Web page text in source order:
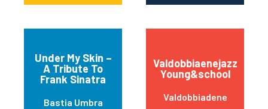
Under My Skin –
A Tribute To
Frank Sinatra
Bastia Umbra
Valdobbiaenejazz
Young&school
Valdobbiadene